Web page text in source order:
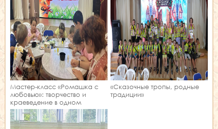
Мастер‑класс «Ромашка с
любовью»: творчество и
краеведение в одном
занятии!
«Сказочные тропы, родные
традиции»